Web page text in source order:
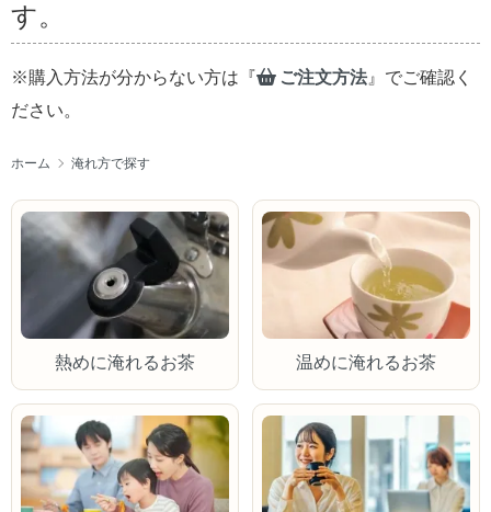
す。
※購入方法が分からない方は『 ご注文方法 』でご確認く
ださい。
ホーム 淹れ方で探す
熱めに淹れるお茶 温めに淹れるお茶